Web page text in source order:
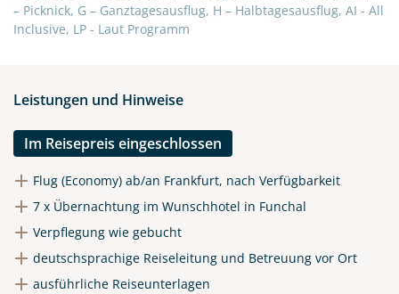
– Picknick, G – Ganztagesausflug, H – Halbtagesausflug, AI - All
Inclusive, LP - Laut Programm
Leistungen und Hinweise
Im Reisepreis eingeschlossen
Flug (Economy) ab/an Frankfurt, nach Verfügbarkeit
7 x Übernachtung im Wunschhotel in Funchal
Verpflegung wie gebucht
deutschsprachige Reiseleitung und Betreuung vor Ort
ausführliche Reiseunterlagen